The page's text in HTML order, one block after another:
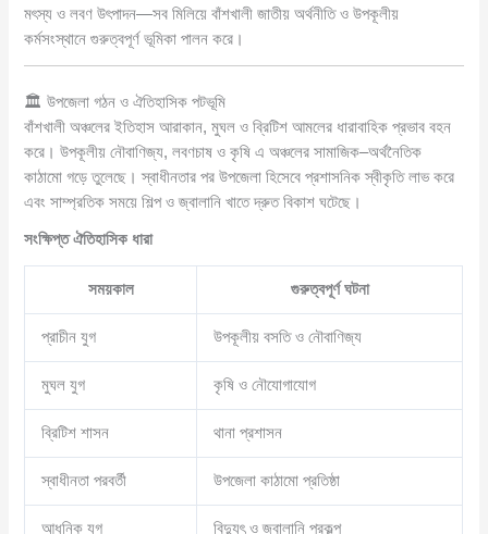
মৎস্য ও লবণ উৎপাদন—সব মিলিয়ে বাঁশখালী জাতীয় অর্থনীতি ও উপকূলীয়
কর্মসংস্থানে গুরুত্বপূর্ণ ভূমিকা পালন করে।
🏛️ উপজেলা গঠন ও ঐতিহাসিক পটভূমি
বাঁশখালী অঞ্চলের ইতিহাস আরাকান, মুঘল ও ব্রিটিশ আমলের ধারাবাহিক প্রভাব বহন
করে। উপকূলীয় নৌবাণিজ্য, লবণচাষ ও কৃষি এ অঞ্চলের সামাজিক–অর্থনৈতিক
কাঠামো গড়ে তুলেছে। স্বাধীনতার পর উপজেলা হিসেবে প্রশাসনিক স্বীকৃতি লাভ করে
এবং সাম্প্রতিক সময়ে শিল্প ও জ্বালানি খাতে দ্রুত বিকাশ ঘটেছে।
সংক্ষিপ্ত ঐতিহাসিক ধারা
সময়কাল গুরুত্বপূর্ণ ঘটনা
প্রাচীন যুগ উপকূলীয় বসতি ও নৌবাণিজ্য
মুঘল যুগ কৃষি ও নৌযোগাযোগ
ব্রিটিশ শাসন থানা প্রশাসন
স্বাধীনতা পরবর্তী উপজেলা কাঠামো প্রতিষ্ঠা
আধুনিক যুগ বিদ্যুৎ ও জ্বালানি প্রকল্প